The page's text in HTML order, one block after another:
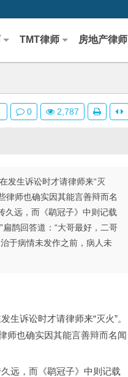
TMT律师 房地产律师
发生诉讼时才请律师来“灭
律师也确实因其能言善辩而名
久远，而《鹖冠子》中则记载
鹊回答道：“大哥最好，二哥
于病情未发作之前，病人未
生诉讼时才请律师来“灭火”。
师也确实因其能言善辩而名闻
远，而《鹖冠子》中则记载
0 2,787